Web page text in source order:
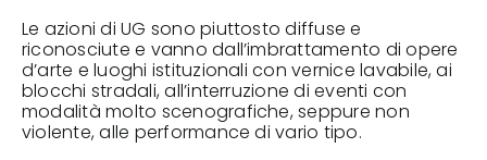
Le azioni di UG sono piuttosto diffuse e
riconosciute e vanno dall’imbrattamento di opere
d’arte e luoghi istituzionali con vernice lavabile, ai
blocchi stradali, all’interruzione di eventi con
modalità molto scenografiche, seppure non
violente, alle performance di vario tipo.